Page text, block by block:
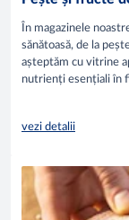
În magazinele
sănătoasă, de la
așteptăm cu vitrine
nutrienți esențiali în
vezi detalii